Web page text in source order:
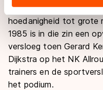
landen buiten de EU,
adequaat
Door op ‘Toestaan’ te
overdracht. Meer
Sommige
hoedanigheid tot grote
1985 is in die zin een
versloeg toen Gerard
Dijkstra op het NK
trainers en de
het podium.